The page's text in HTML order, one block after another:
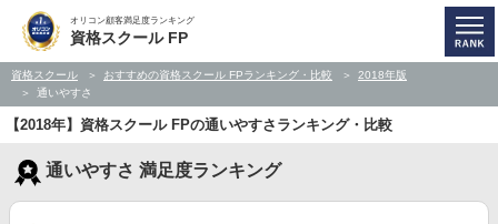
オリコン顧客満足度ランキング
資格スクール FP
資格スクール おすすめの資格スクール FPランキング・比較
2018年版
通いやすさ
【2018年】資格スクール FPの通いやすさランキング・比較
通いやすさ 満足度ランキング